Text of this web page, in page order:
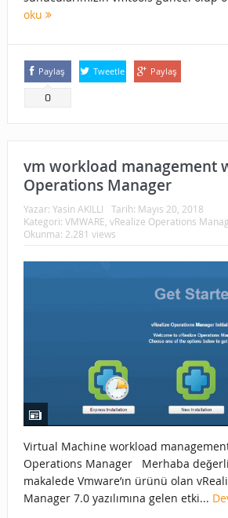
oku
Paylaş
0
Tweetle Paylaş
vm workload management
Operations Manager
Yazar: Yasin AKILLI Tarih: Mayıs 20, 2018
Kategori: VMWARE vRealize Operations
Okunma: 2.281 views
Virtual Machine workload
Operations Manager Merhaba
makalede Vmware’ın ürünü olan
Manager 7.0 yazılımına gelen etki...